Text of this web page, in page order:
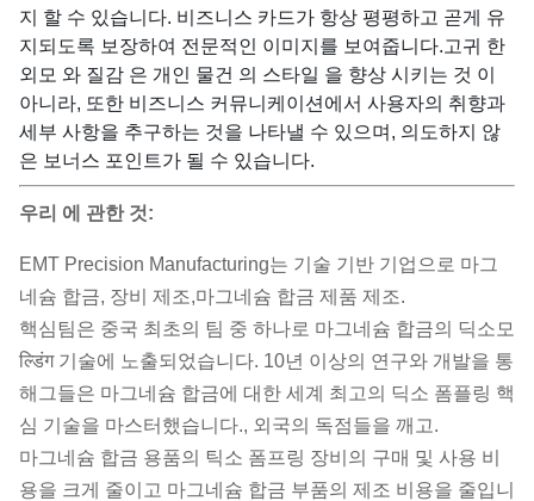
지 할 수 있습니다. 비즈니스 카드가 항상 평평하고 곧게 유
지되도록 보장하여 전문적인 이미지를 보여줍니다.고귀 한
외모 와 질감 은 개인 물건 의 스타일 을 향상 시키는 것 이
아니라, 또한 비즈니스 커뮤니케이션에서 사용자의 취향과
세부 사항을 추구하는 것을 나타낼 수 있으며, 의도하지 않
은 보너스 포인트가 될 수 있습니다.
우리 에 관한 것:
EMT Precision Manufacturing는 기술 기반 기업으로 마그
네슘 합금, 장비 제조,마그네슘 합금 제품 제조.
핵심팀은 중국 최초의 팀 중 하나로 마그네슘 합금의 딕소모
ल्डिंग 기술에 노출되었습니다. 10년 이상의 연구와 개발을 통
해그들은 마그네슘 합금에 대한 세계 최고의 딕소 폼플링 핵
심 기술을 마스터했습니다., 외국의 독점들을 깨고.
마그네슘 합금 용품의 틱소 폼프링 장비의 구매 및 사용 비
용을 크게 줄이고 마그네슘 합금 부품의 제조 비용을 줄입니